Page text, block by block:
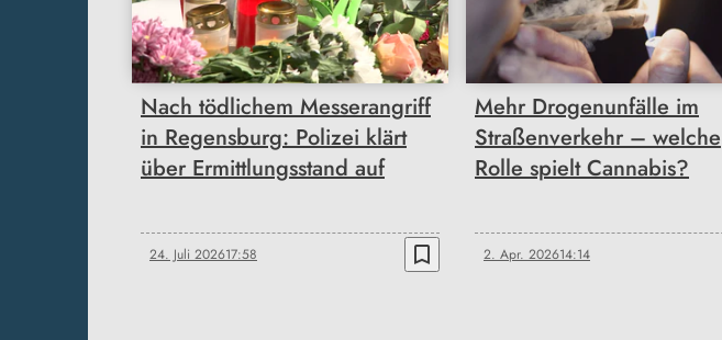
Nach tödlichem Messerangriff
in Regensburg: Polizei klärt
über Ermittlungsstand auf
24. Juli 202617:58 bookmark_border
Mehr Drogenunfälle im
Straßenverkehr – welche
Rolle spielt Cannabis?
2. Apr. 202614:14